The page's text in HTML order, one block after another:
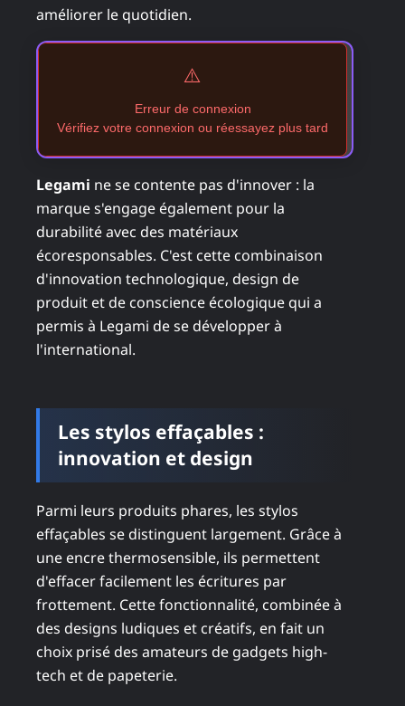
améliorer le quotidien.
⚠️
Erreur de connexion
Vérifiez votre connexion ou réessayez plus tard
Legami ne se contente pas d'innover : la
marque s'engage également pour la
durabilité avec des matériaux
écoresponsables. C'est cette combinaison
d'innovation technologique, design de
produit et de conscience écologique qui a
permis à Legami de se développer à
l'international.
Les stylos effaçables :
innovation et design
Parmi leurs produits phares, les stylos
effaçables se distinguent largement. Grâce à
une encre thermosensible, ils permettent
d'effacer facilement les écritures par
frottement. Cette fonctionnalité, combinée à
des designs ludiques et créatifs, en fait un
choix prisé des amateurs de gadgets high-
tech et de papeterie.